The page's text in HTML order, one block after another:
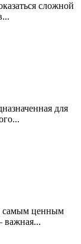
сложной
для
самым ценным
важная...